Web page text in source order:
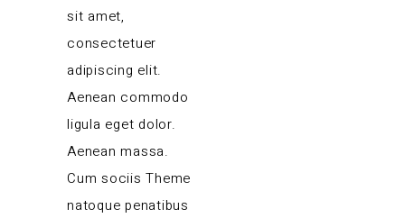
sit amet,
consectetuer
adipiscing elit.
Aenean commodo
ligula eget dolor.
Aenean massa.
Cum sociis Theme
natoque penatibus